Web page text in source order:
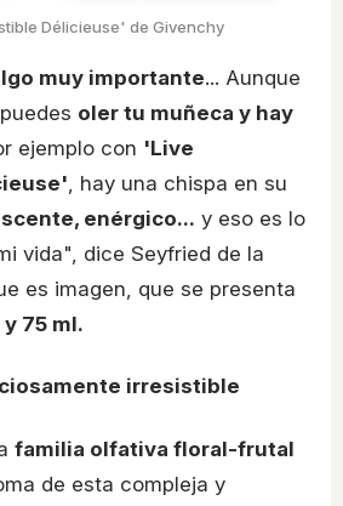
Délicieuse' de Givenchy
muy importante... Aunque
oler tu muñeca y hay
ejemplo con 'Live
, hay una chispa en su
enérgico... y eso es lo
vida", dice Seyfried de la
es imagen, que se presenta
75 ml.
irresistible
familia olfativa floral-frutal
de esta compleja y